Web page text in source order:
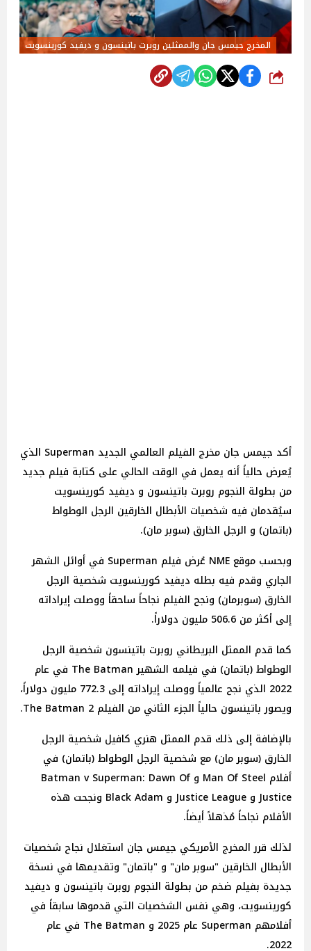
المخرج جيمس جان والممثلين روبرت باتينسون و ديفيد كورينسويت
شارك
أكد جيمس جان مخرج الفيلم العالمي الجديد Superman الذي
يُعرض حالياً أنه يعمل في الوقت الحالي على كتابة فيلم جديد
من بطولة النجوم روبرت باتينسون و ديفيد كورينسويت
سيُقدمان فيه شخصيات الأبطال الخارقين الرجل الوطواط
(باتمان) و الرجل الخارق (سوبر مان).
وبحسب موقع NME عُرض فيلم Superman في أوائل الشهر
الجاري وقدم فيه بطله ديفيد كورينسويت شخصية الرجل
الخارق (سوبرمان) ونجح الفيلم نجاحاً ساحقاً ووصلت إيراداته
إلى أكثر من 506.6 مليون دولاراً.
كما قدم الممثل البريطاني روبرت باتينسون شخصية الرجل
الوطواط (باتمان) في فيلمه الشهير The Batman في عام
2022 الذي نجح عالمياً ووصلت إيراداته إلى 772.3 مليون دولاراً،
ويصور باتينسون حالياً الجزء الثاني من الفيلم The Batman 2.
بالإضافة إلى ذلك قدم الممثل هنري كافيل شخصية الرجل
الخارق (سوبر مان) مع شخصية الرجل الوطواط (باتمان) في
أفلام Man Of Steel و Batman v Superman: Dawn Of
Justice و Justice League و Black Adam ونجحت هذه
الأفلام نجاحاً مُذهلاً أيضاً.
لذلك قرر المخرج الأمريكي جيمس جان استغلال نجاح شخصيات
الأبطال الخارقين "سوبر مان" و "باتمان" وتقديمها في نسخة
جديدة بفيلم ضخم من بطولة النجوم روبرت باتينسون و ديفيد
كورينسويت، وهي نفس الشخصيات التي قدموها سابقاً في
أفلامهم Superman عام 2025 و The Batman في عام
2022.